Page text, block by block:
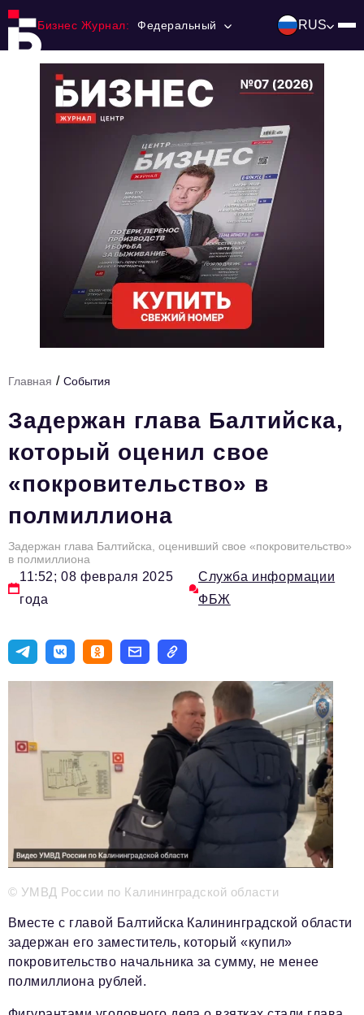
Бизнес Журнал: Федеральный RUS
Ниши и рынки
Технологии и тренды
HR
Персона номера
Юридический практикум
Стиль жизни
Туризм
Импортозамещение
ОПК
Эксперты
Телефон редакции: +7 495 727-01-67
Электронные почты редакции:
Информационный отдел
info@business-magazine.online
reklama@business-magazine.online
podpiska@business-magazine.online
Отдел по работе с партнерами
Главная / События
Задержан глава Балтийска,
который оценил свое
«покровительство» в
полмиллиона
Задержан глава Балтийска, оценивший свое «покровительство»
в полмиллиона
11:52; 08 февраля 2025
года
Служба информации
ФБЖ
© УМВД России по Калининградской области
Вместе с главой Балтийска Калининградской области
задержан его заместитель, который «купил»
покровительство начальника за сумму, не менее
полмиллиона рублей.